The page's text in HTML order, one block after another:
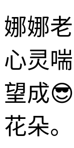
娜娜
心灵
望成
花朵。